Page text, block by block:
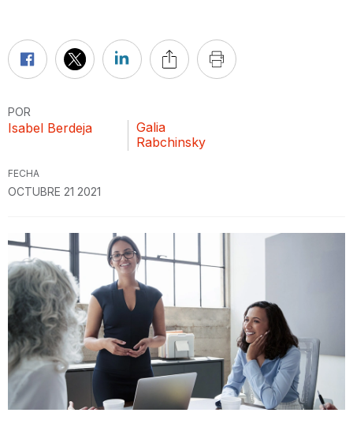
POR
Isabel Berdeja
Galia
Rabchinsky
FECHA
OCTUBRE 21 2021